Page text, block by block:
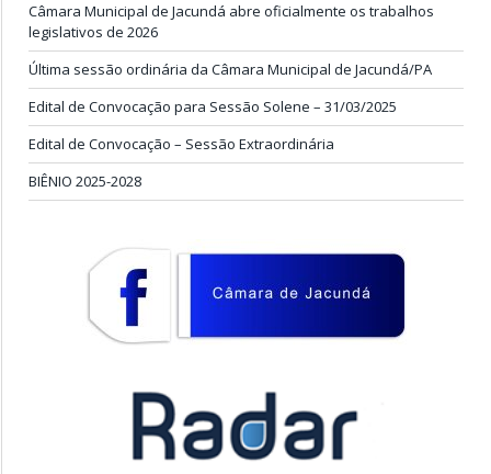
Câmara Municipal de Jacundá abre oficialmente os trabalhos
legislativos de 2026
Última sessão ordinária da Câmara Municipal de Jacundá/PA
Edital de Convocação para Sessão Solene – 31/03/2025
Edital de Convocação – Sessão Extraordinária
BIÊNIO 2025-2028